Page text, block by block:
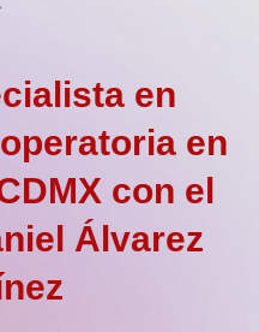
en
en
con el
Álvarez